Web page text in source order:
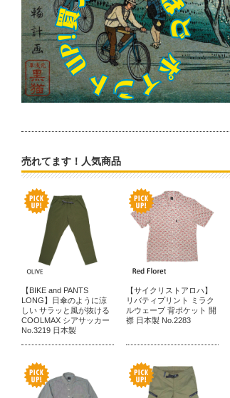
売れてます！人気商品
【BIKE and PANTS
LONG】日傘のように涼
しい サラッと風が抜ける
COOLMAX シアサッカー
No.3219 日本製
【サイクリストアロハ】
リバティプリント ミラク
ルウェーブ 背ポケット 開
襟 日本製 No.2283